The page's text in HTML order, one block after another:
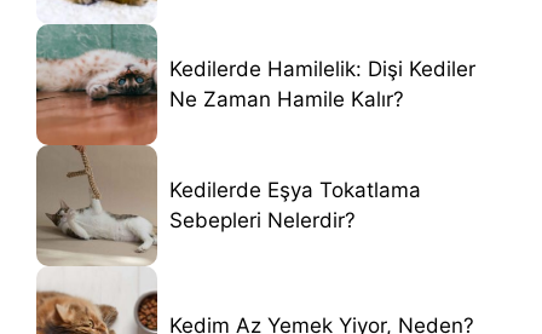
Kedilerde Hamilelik: Dişi Kediler
Ne Zaman Hamile Kalır?
Kedilerde Eşya Tokatlama
Sebepleri Nelerdir?
Kedim Az Yemek Yiyor, Neden?